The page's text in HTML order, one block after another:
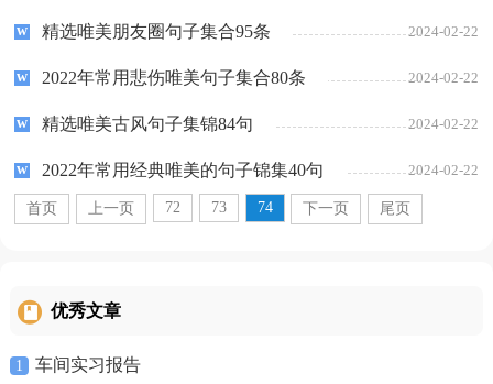
精选唯美朋友圈句子集合95条 2024-02-22
2022年常用悲伤唯美句子集合80条 2024-02-22
精选唯美古风句子集锦84句 2024-02-22
2022年常用经典唯美的句子锦集40句 2024-02-22
首页 上一页 72 73 74 下一页 尾页
优秀文章
1 车间实习报告